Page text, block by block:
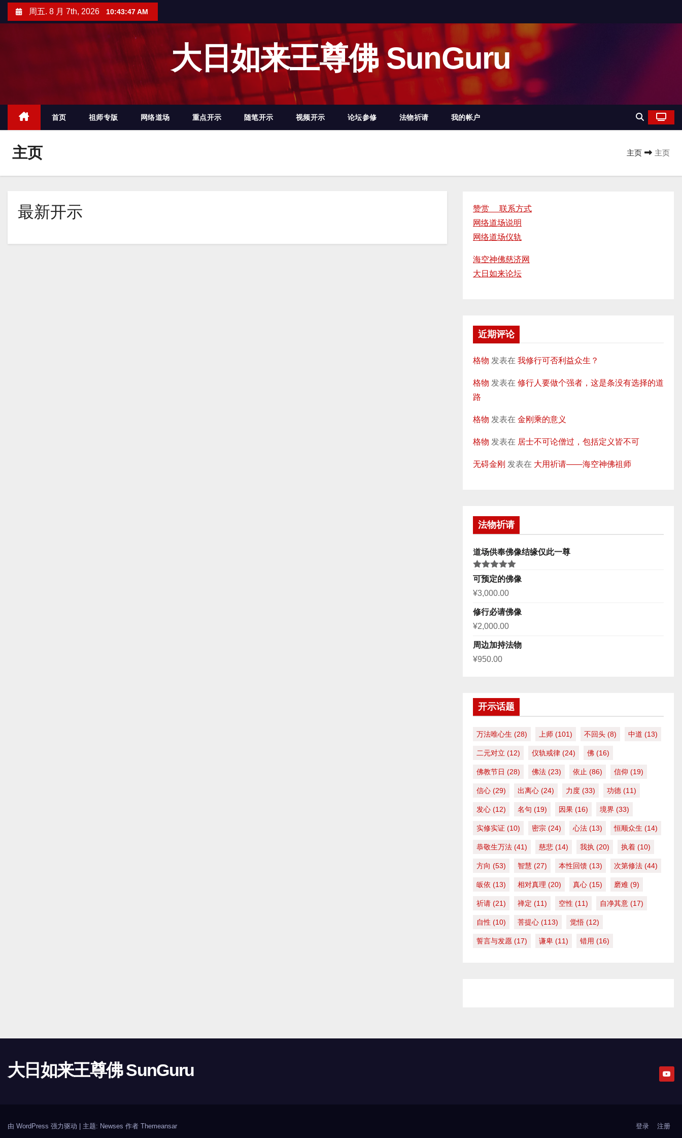
周五. 8 月 7th, 2026 10:43:48 AM
大日如来王尊佛 SunGuru
首页 祖师专版 网络道场 重点开示 随笔开示 视频开示 论坛参修 法物祈请 我的帐户
主页 主页 主页
最新开示
赞赏 联系方式
网络道场说明
网络道场仪轨
海空神佛慈济网
大日如来论坛
近期评论
格物 发表在 我修行可否利益众生？
格物 发表在 修行人要做个强者，这是条没有选择的道
路
格物 发表在 金刚乘的意义
格物 发表在 居士不可论僧过，包括定义皆不可
无碍金刚 发表在 大用祈请——海空神佛祖师
法物祈请
道场供奉佛像结缘仅此一尊
评分5.00
&sol; 5
可预定的佛像
¥3,000.00
修行必请佛像
¥2,000.00
周边加持法物
¥950.00
开示话题
万法唯心生 (28) 上师 (101) 不回头 (8) 中道 (13)
二元对立 (12) 仪轨戒律 (24) 佛 (16)
佛教节日 (28) 佛法 (23) 依止 (86) 信仰 (19)
信心 (29) 出离心 (24) 力度 (33) 功德 (11)
发心 (12) 名句 (19) 因果 (16) 境界 (33)
实修实证 (10) 密宗 (24) 心法 (13) 恒顺众生 (14)
恭敬生万法 (41) 慈悲 (14) 我执 (20) 执着 (10)
方向 (53) 智慧 (27) 本性回馈 (13) 次第修法 (44)
皈依 (13) 相对真理 (20) 真心 (15) 磨难 (9)
祈请 (21) 禅定 (11) 空性 (11) 自净其意 (17)
自性 (10) 菩提心 (113) 觉悟 (12)
誓言与发愿 (17) 谦卑 (11) 错用 (16)
大日如来王尊佛 SunGuru
由 WordPress 强力驱动 主题: Newses 作者 Themeansar 登录 注册